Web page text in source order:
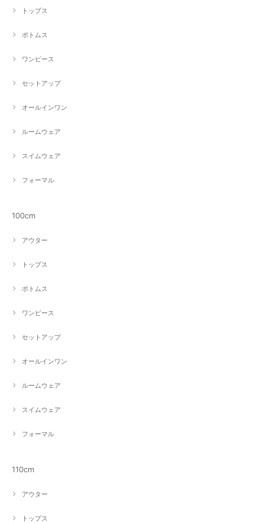
トップス
ボトムス
ワンピース
セットアップ
オールインワン
ルームウェア
スイムウェア
フォーマル
100cm
アウター
トップス
ボトムス
ワンピース
セットアップ
オールインワン
ルームウェア
スイムウェア
フォーマル
110cm
アウター
トップス